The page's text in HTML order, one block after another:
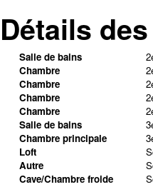
Détails
Salle de bains
Chambre
Chambre
Chambre
Chambre
Salle de bains
Chambre principale
Loft
Autre
Cave/Chambre froide